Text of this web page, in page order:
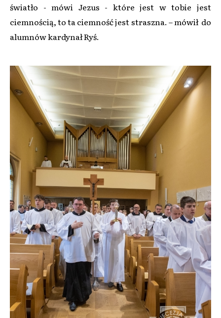
światło - mówi Jezus - które jest w tobie jest
ciemnością, to ta ciemność jest straszna. – mówił do
alumnów kardynał Ryś.